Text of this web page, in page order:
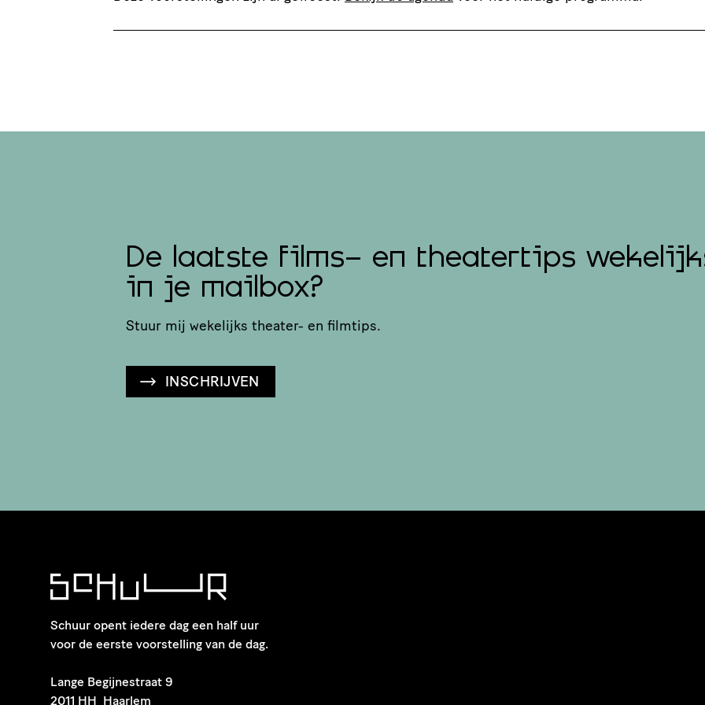
De laatste films- en theatertips
in je mailbox?
Stuur mij wekelijks theater- en filmtips.
INSCHRIJVEN
Schuur opent iedere dag een half uur
voor de eerste voorstelling van de dag.
​Lange Begijnestraat 9
2011 HH Haarlem